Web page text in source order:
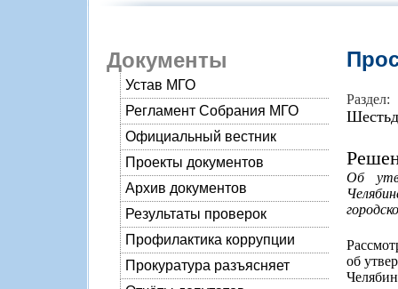
Документы
Устав МГО
Регламент Собрания МГО
Официальный вестник
Проекты документов
Архив документов
Результаты проверок
Профилактика коррупции
Прокуратура разъясняет
Раздел:
Об
об